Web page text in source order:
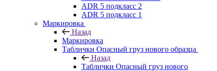
ADR 5 подкласс 2
ADR 5 подкласс 1
Маркировка
Назад
Маркировка
Таблички Опасный груз нового образца
Назад
Таблички Опасный груз нового